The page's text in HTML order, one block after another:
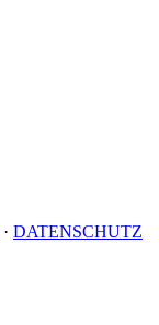
· DATENSCHUTZ